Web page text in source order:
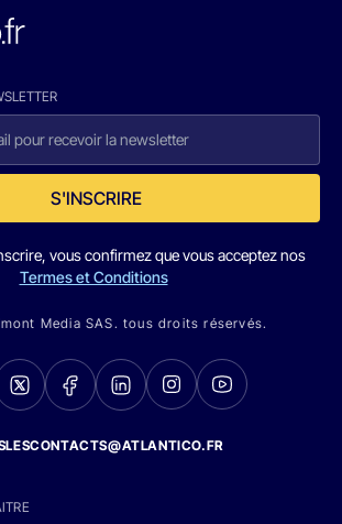
S'INSCRIRE
vous confirmez que vous acceptez nos
Termes et Conditions
Media SAS. tous droits réservés.